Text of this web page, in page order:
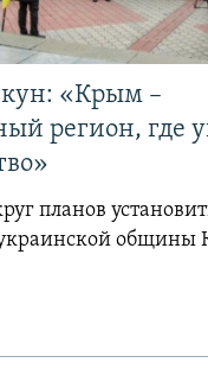
«Крым –
регион, где
планов
общины